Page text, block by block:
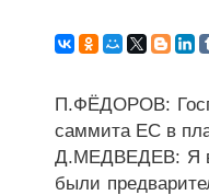
П.ФЁДОРОВ:
саммита ЕС в
Д.МЕДВЕДЕВ: Я
были